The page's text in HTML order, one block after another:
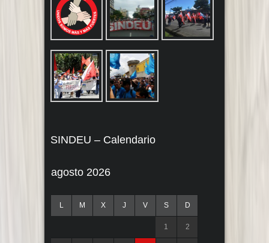
SINDEU – Calendario
agosto 2026
L M X J V S D
1 2